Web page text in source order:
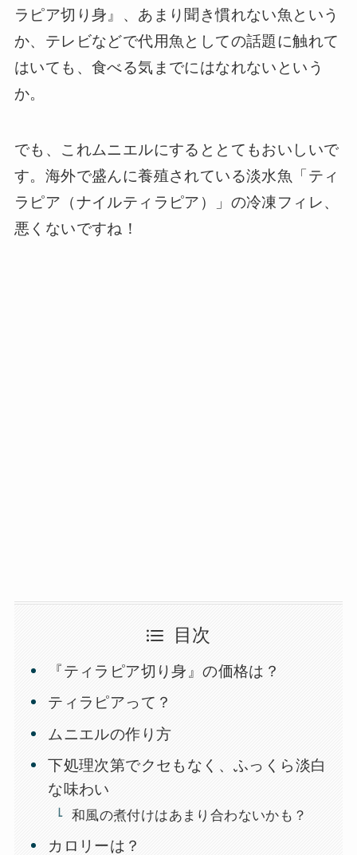
ラピア切り身』、あまり聞き慣れない魚という
か、テレビなどで代用魚としての話題に触れて
はいても、食べる気までにはなれないという
か。
でも、これムニエルにするととてもおいしいで
す。海外で盛んに養殖されている淡水魚「ティ
ラピア（ナイルティラピア）」の冷凍フィレ、
悪くないですね！
目次
『ティラピア切り身』の価格は？
ティラピアって？
ムニエルの作り方
下処理次第でクセもなく、ふっくら淡白
な味わい
和風の煮付けはあまり合わないかも？
カロリーは？